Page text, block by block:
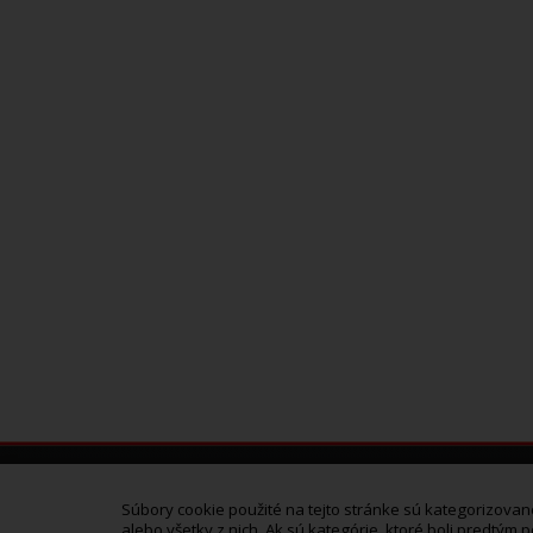
BM WORK AGENCY
Súbory cookie použité na tejto stránke sú